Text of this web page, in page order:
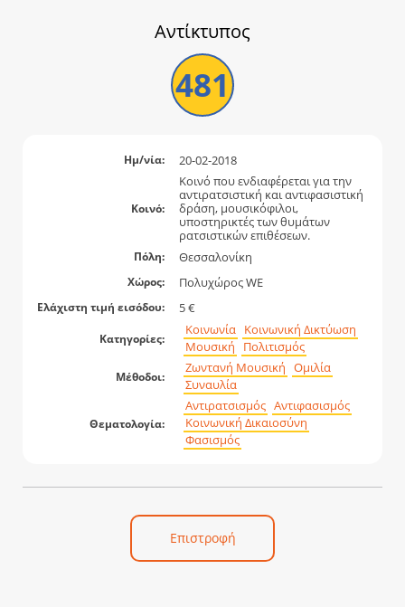
Αντίκτυπος
481
Ημ/νία: 20-02-2018
Κοινό:
Κοινό που ενδιαφέρεται για την
αντιρατσιστική και αντιφασιστική
δράση, μουσικόφιλοι,
υποστηρικτές των θυμάτων
ρατσιστικών επιθέσεων.
Πόλη: Θεσσαλονίκη
Χώρος: Πολυχώρος WE
Ελάχιστη τιμή εισόδου: 5 €
Κατηγορίες:
Κοινωνία Κοινωνική Δικτύωση
Μουσική
Πολιτισμός
Μέθοδοι:
Ζωντανή Μουσική Ομιλία
Συναυλία
Θεματολογία:
Αντιρατσισμός Αντιφασισμός
Κοινωνική Δικαιοσύνη
Φασισμός
Επιστροφή